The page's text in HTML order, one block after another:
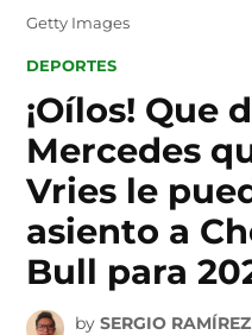
Getty Images
POSTED
DEPORTES
¡Oílos! Que
Mercedes
Vries le
asiento a
Bull para
by SERGIO RAMÍREZ